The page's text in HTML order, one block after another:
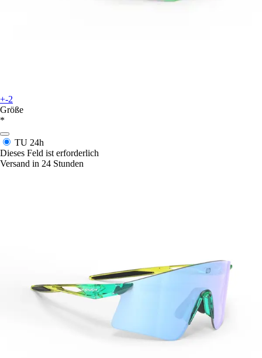
+-2
Größe
*
TU 24h
Dieses Feld ist erforderlich
Versand in 24 Stunden